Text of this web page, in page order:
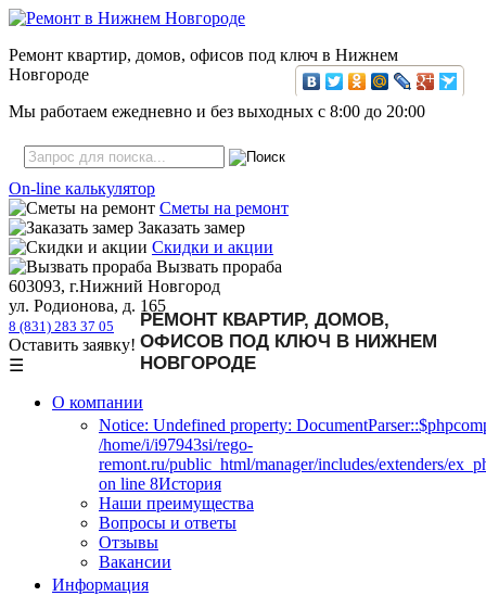
Ремонт квартир, домов, офисов под ключ в Нижнем
Новгороде
Мы работаем ежедневно и без выходных с 8:00 до 20:00
On-line калькулятор
Сметы на ремонт
Заказать замер
Скидки и акции
Вызвать прораба
603093, г.Нижний Новгород
ул. Родионова, д. 165
8 (831) 283 37 05
Оставить заявку!
☰
О компании
Notice: Undefined property:
/home/i/i97943si/rego-
remont.ru/public_html/manager/includes/extenders/
on line 8История
Наши преимущества
Вопросы и ответы
Отзывы
Вакансии
Информация
РЕМОНТ КВАРТИР, ДОМОВ,
ОФИСОВ ПОД КЛЮЧ В НИЖНЕМ
НОВГОРОДЕ